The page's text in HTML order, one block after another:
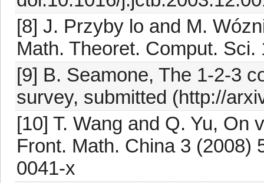
[8] J. Przyby lo and M.
Math. Theoret. Comput.
[9] B. Seamone, The 1-2-3
survey, submitted (http://
[10] T. Wang and Q. Yu, On
Front. Math. China 3 (2008)
0041-x